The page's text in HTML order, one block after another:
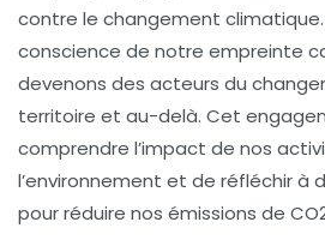
contre le changement climatique
conscience de notre empreinte
devenons des acteurs du
territoire et au-delà. Cet
comprendre l’impact de nos
l’environnement et de réfléchir à
pour réduire nos émissions de